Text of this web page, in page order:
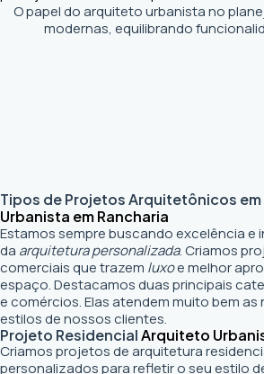
O papel do arquiteto urbanista no
modernas, equilibrando
Tipos de Projetos Arquitetônicos em
Urbanista em Rancharia
Estamos sempre buscando excelência e
da arquitetura personalizada. Criamos
comerciais que trazem luxoe melhor
espaço. Destacamos duas principais
e comércios. Elas atendem muito bem as
estilos de nossos clientes.
Projeto ResidencialArquiteto
Criamos projetos de arquitetura
personalizados para refletir o seu estilo